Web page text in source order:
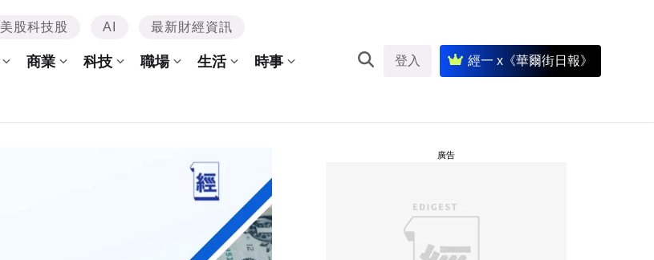
美股科技股 AI 最新財經資訊
商業 科技 職場 生活 時事 登入 經一 x《華爾街日報》
廣告